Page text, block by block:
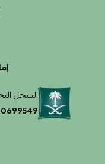
السجل